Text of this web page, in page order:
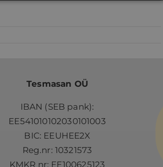
Tesmasan OÜ
IBAN (SEB pank):
EE541010102030101003
BIC: EEUHEE2X
Reg.nr: 10321573
KMKR nr: EE100625123